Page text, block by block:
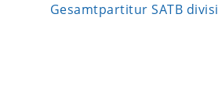
Gesamtpartitur SATB divisi